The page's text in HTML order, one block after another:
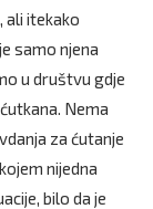
ali itekako
samo njena
u društvu gdje
Nema
za ćutanje
nijedna
bilo da je